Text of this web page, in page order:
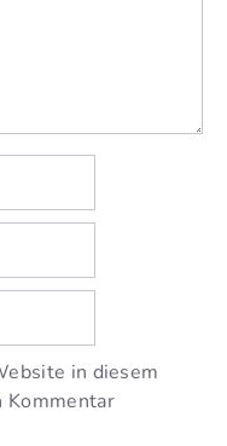
in diesem
Kommentar